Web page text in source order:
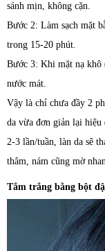
sánh mịn, không cặn.
Bước 2: Làm sạch mặt
trong 15-20 phút.
Bước 3: Khi mặt nạ khô
nước mát.
Vậy là chỉ chưa đầy 2
da vừa đơn giản lại
2-3 lần/tuần, làn da sẽ
thâm, nám cũng mờ
Tắm trắng bằng bột